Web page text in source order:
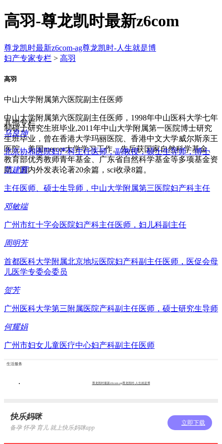
高羽-尊龙凯时最新z6com
尊龙凯时最新z6com-ag尊龙凯时-人生就是博
妇产专家专栏 > 高羽
高羽
中山大学附属第六医院副主任医师
中山大学附属第六医院副主任医师，1998年中山医科大学七年
制硕士研究生班毕业,2011年中山大学附属第一医院博士研究
生班毕业，曾在香港大学玛丽医院、香港中文大学威尔斯亲王
医院、美国mercer大学学习工作。先后获国家自然科学基金、
教育部优秀教师青年基金、广东省自然科学基金等多项基金资
助。国内外发表论著20余篇，sci收录8篇。
其他专栏
马良坤
北京协和医院妇产科主任医师，副教授，硕士生导师，博士
范建辉
主任医师、硕士生导师，中山大学附属第三医院妇产科主任
邓敏端
广州市红十字会医院妇产科主任医师，妇儿科副主任
周明芳
首都医科大学附属北京地坛医院妇产科副主任医师，医促会母
儿医学专委会委员
贺芳
广州医科大学第三附属医院产科副主任医师，硕士研究生导师
何耀娟
广州市妇女儿童医疗中心妇产科副主任医师
生活服务
尊龙凯时最新z6com-ag尊龙凯时-人生就是博
快乐妈咪
备孕 怀孕 育儿 就上快乐妈咪app
立即下载